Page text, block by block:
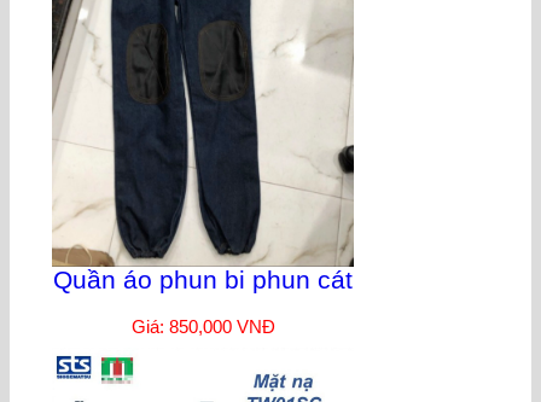
Quần áo phun bi phun cát
Giá: 850,000 VNĐ